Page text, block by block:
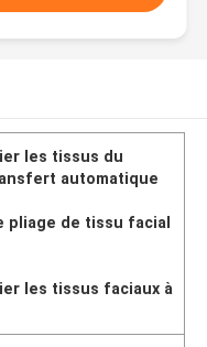
les tissus du
automatique
pliage de tissu facial
les tissus faciaux à